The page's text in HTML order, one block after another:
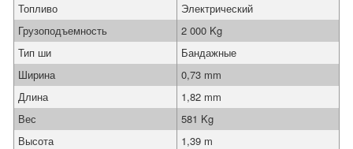
Топливо
Электрический
Грузоподъемность
2 000 Kg
Тип ши
Бандажные
Ширина
0,73 mm
Длина
1,82 mm
Вес
581 Kg
Высота
1,39 m